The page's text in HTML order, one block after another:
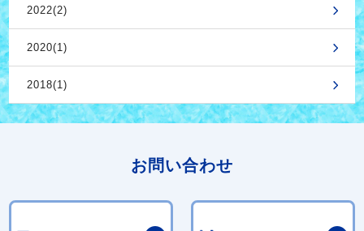
2022(2)
2020(1)
2018(1)
お問い合わせ